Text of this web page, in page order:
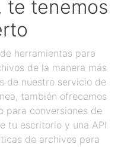
te tenemos
herramientas para
de la manera más
de nuestro servicio de
también ofrecemos
para conversiones de
tu escritorio y una API
de archivos para